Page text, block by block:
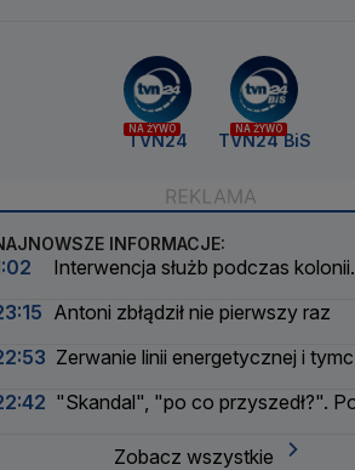
NA ŻYWO
TVN24
NA ŻYWO
TVN24 BiS
INFORMACJE:
Interwencja służb podczas kolonii
Antoni zbłądził nie pierwszy raz
Zerwanie linii energetycznej i
"Skandal", "po co przyszedł?".
Zobacz wszystkie